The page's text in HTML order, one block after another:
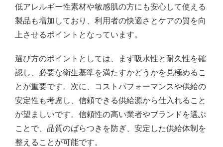
低アレルギー性素材や敏感肌の方にも安心して使える
製品も増加しており、利用者の快適さとケアの質を向
上させるポイントとなっています。
選び方のポイントとしては、まず吸水性と耐久性を確
認し、必要な衛生基準を満たすかどうかを見極めるこ
とが重要です。次に、コストパフォーマンスや供給の
安定性も考慮し、信頼できる供給源から仕入れること
が望ましいです。信頼性の高い業者やブランドを選ぶ
ことで、品質のばらつきを防ぎ、安定した供給体制を
整えることが可能です。